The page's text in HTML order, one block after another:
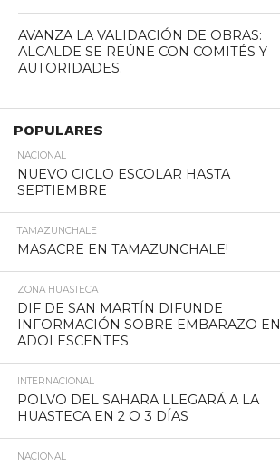
AVANZA LA VALIDACIÓN DE OBRAS:
ALCALDE SE REÚNE CON COMITÉS Y
AUTORIDADES.
POPULARES
NACIONAL
NUEVO CICLO ESCOLAR HASTA
SEPTIEMBRE
TAMAZUNCHALE
MASACRE EN TAMAZUNCHALE!
ZONA HUASTECA
DIF DE SAN MARTÍN DIFUNDE
INFORMACIÓN SOBRE EMBARAZO EN
ADOLESCENTES
INTERNACIONAL
POLVO DEL SAHARA LLEGARÁ A LA
HUASTECA EN 2 O 3 DÍAS
NACIONAL